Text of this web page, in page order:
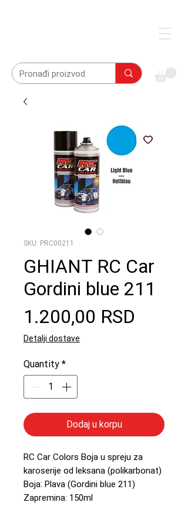
SKU: PRC00211
GHIANT RC Car
Gordini blue 211
1.200,00 RSD
Detalji dostave
Quantity *
Dodaj u korpu
RC Car Colors Boja u spreju za
karoserije od leksana (polikarbonat)
Boja: Plava (Gordini blue 211)
Zapremina: 150ml